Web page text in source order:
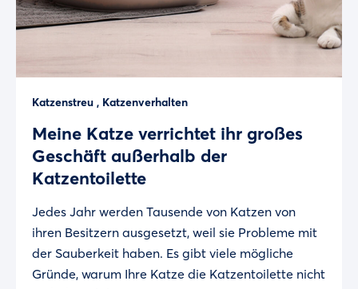
Katzenstreu , Katzenverhalten
Meine Katze verrichtet ihr großes
Geschäft außerhalb der
Katzentoilette
Jedes Jahr werden Tausende von Katzen von
ihren Besitzern ausgesetzt, weil sie Probleme mit
der Sauberkeit haben. Es gibt viele mögliche
Gründe, warum Ihre Katze die Katzentoilette nicht